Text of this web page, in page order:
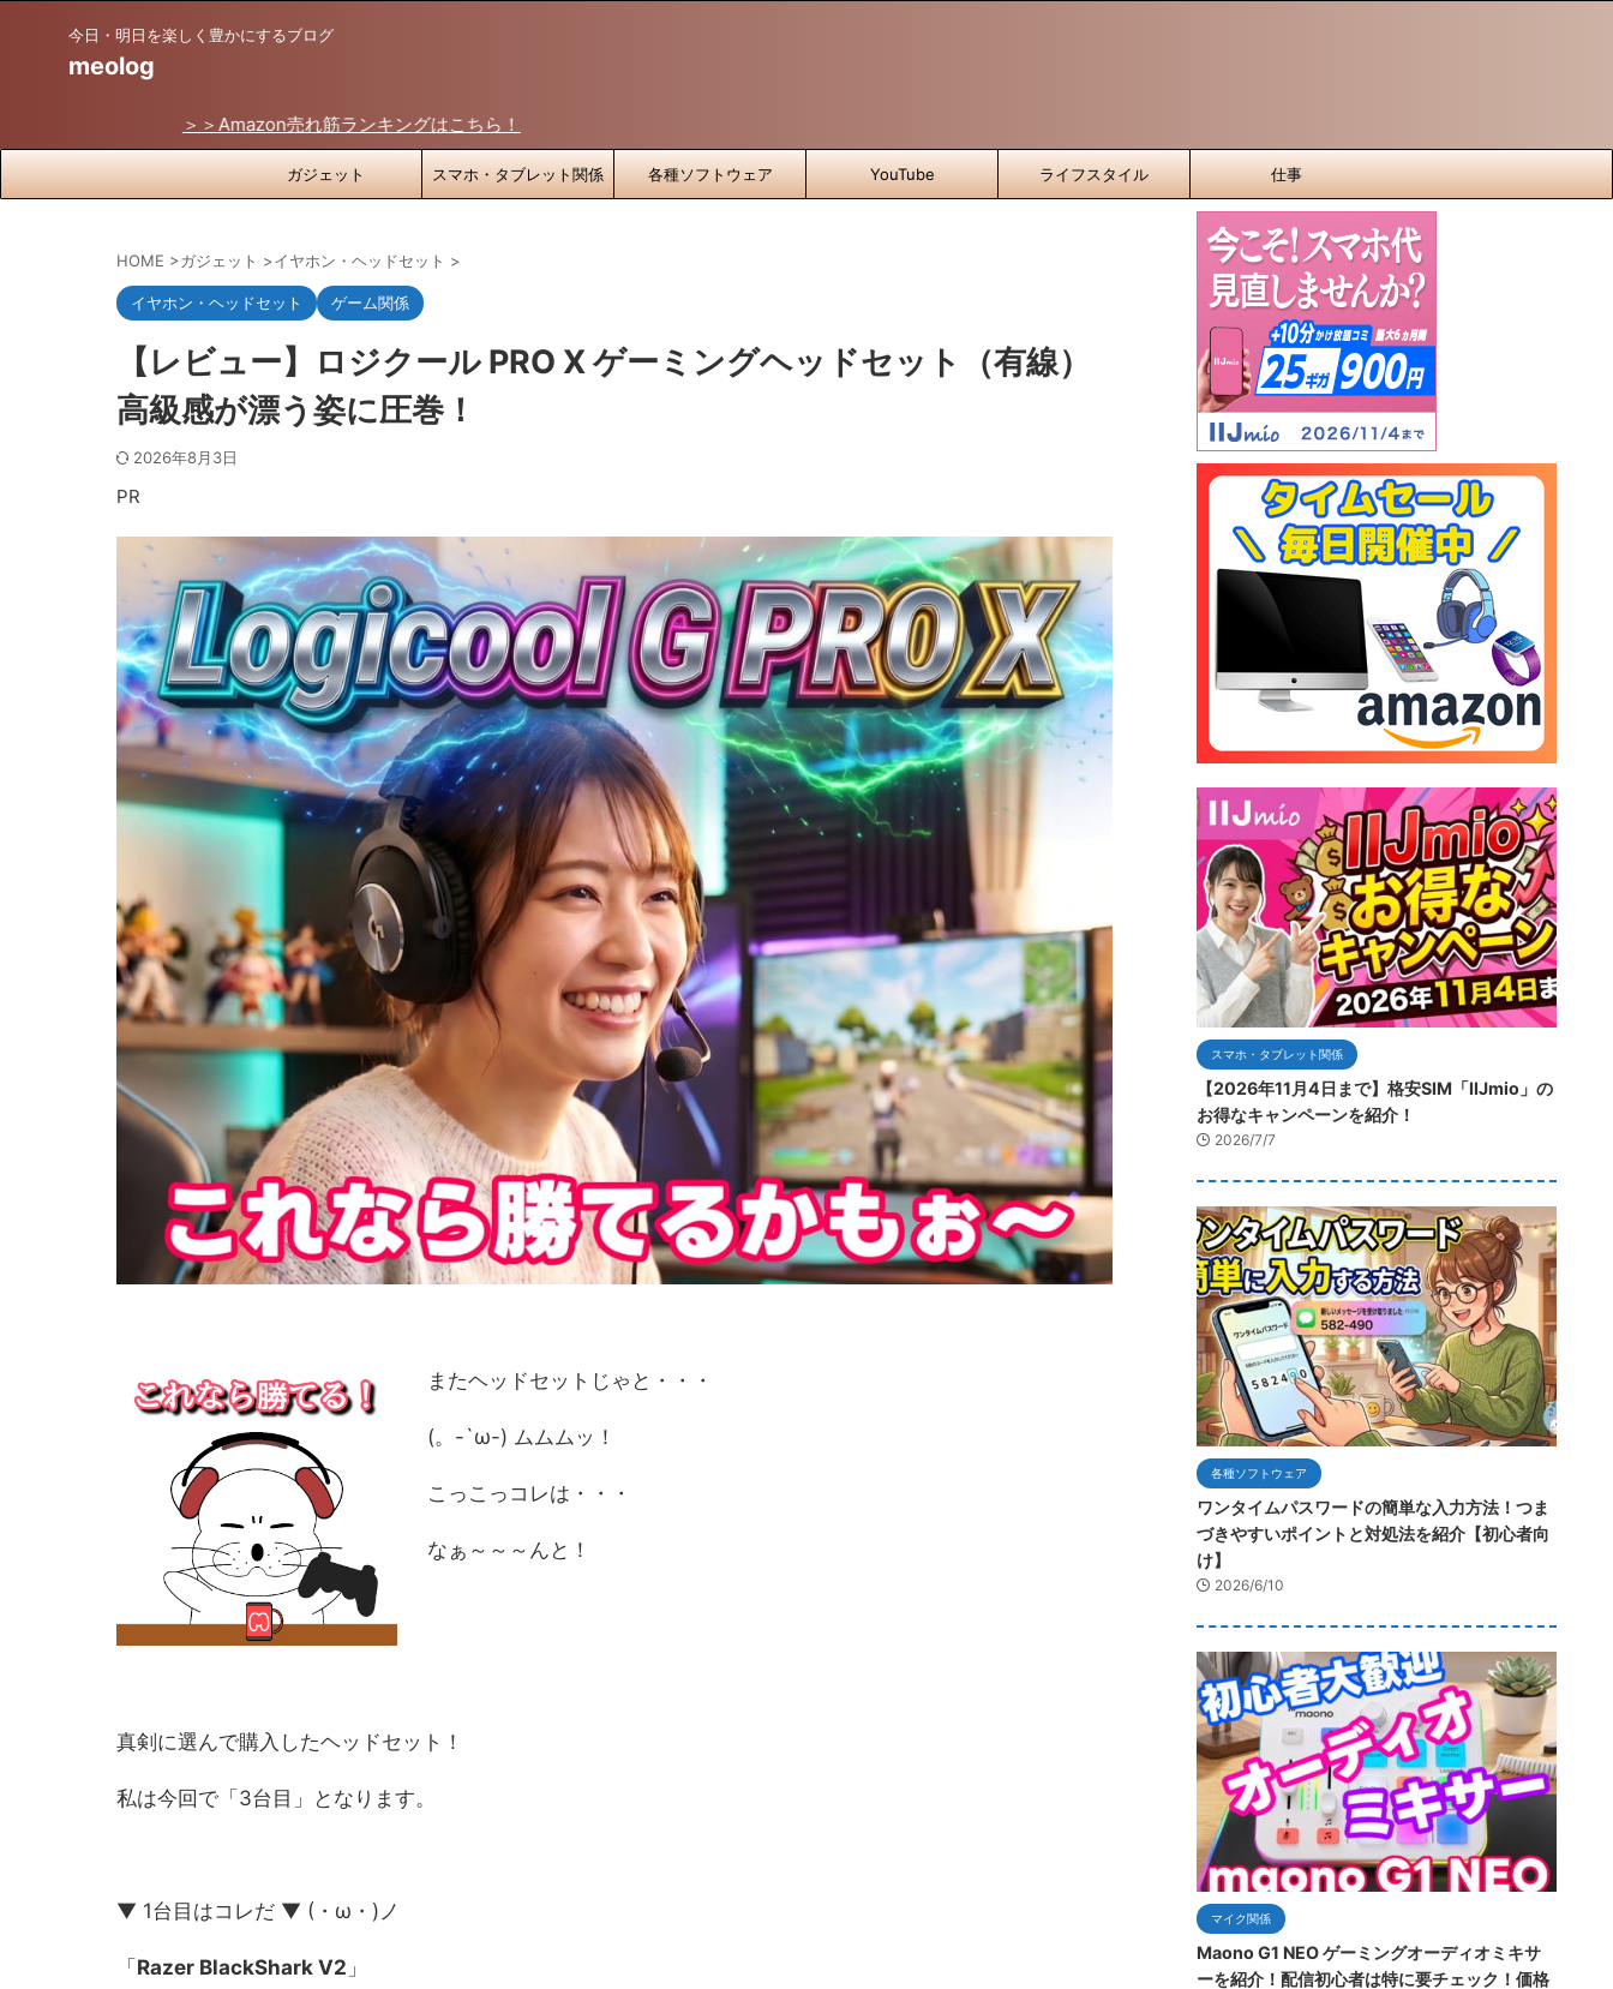
今日・明日を楽しく豊かにするブログ
meolog
＞＞Amazon売れ筋ランキングはこちら！
ガジェット スマホ・タブレット関係 各種ソフトウェア YouTube ライフスタイル 仕事
HOME >ガジェット >イヤホン・ヘッドセット >
イヤホン・ヘッドセット ゲーム関係
【レビュー】ロジクール PRO X ゲーミングヘッドセット（有線）
高級感が漂う姿に圧巻！
2026年8月3日
PR
またヘッドセットじゃと・・・
(。-`ω-) ムムムッ！
こっこっコレは・・・
なぁ～～～んと！
真剣に選んで購入したヘッドセット！
私は今回で「3台目」となります。
▼ 1台目はコレだ ▼ (・ω・)ノ
「Razer BlackShark V2 」
スマホ・タブレット関係
【2026年11月4日まで】格安SIM「IIJmio」の
お得なキャンペーンを紹介！
2026/7/7
各種ソフトウェア
ワンタイムパスワードの簡単な入力方法！つま
づきやすいポイントと対処法を紹介【初心者向
け】
2026/6/10
マイク関係
Maono G1 NEO ゲーミングオーディオミキサ
ーを紹介！配信初心者は特に要チェック！価格